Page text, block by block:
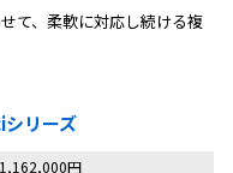
て、柔軟に対応し続ける複
リーズ
1,162,000円